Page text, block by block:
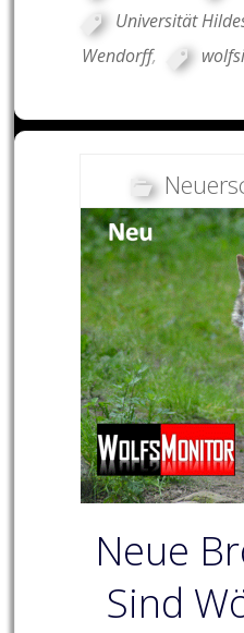
Universität
Wendorff,
Neue
Sind